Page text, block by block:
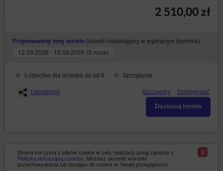
umów powierzenia przetwarzania danych osobowych w
Przesyłanie danych osobowych do państw trzecich
trzecich.
Każda osoba, której dane dotyczą, ma prawo:
– uzyskania od
następujących informacji: o celach
przetwarzania, kategoriach danych osobowych,
2 510,00 zł
Proponowany inny termin (obiekt niedostępny w wybranym terminie):
12.09.2026 - 15.09.2026 (3 noce)
Łóżeczko dla dziecka do lat 6
Sprzątanie
Udostępnij
Szczegóły Dostępność
Dostosuj termin
Strona korzysta z plików cookie w celu realizacji usług zgodnie z
Polityką dotyczącą cookies. Możesz określić warunki
przechowywania lub dostępu do cookie w Twojej przeglądarce.
X